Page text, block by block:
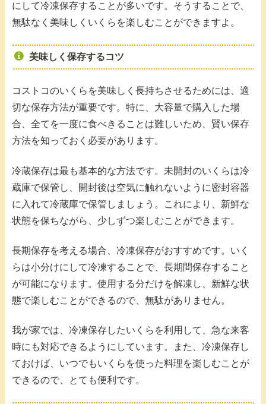
にして冷凍保存することが多いです。そうすることで、
無駄なく美味しくいくらを楽しむことができますよ。
美味しく保存するコツ
コストコのいくらを美味しく長持ちさせるためには、適
切な保存方法が重要です。特に、大容量で購入した場
合、全てを一度に食べきることは難しいため、賢い保存
方法を知っておく必要があります。
冷蔵保存は最も基本的な方法です。未開封のいくらは冷
蔵庫で保管し、開封後は空気に触れないように密封容器
に入れて冷蔵庫で保管しましょう。これにより、新鮮な
状態を保ちながら、少しずつ楽しむことができます。
長期保存を考える場合、冷凍保存がおすすめです。いく
らは小分けにして冷凍することで、長期間保存すること
が可能になります。使用する分だけを解凍し、新鮮な状
態で楽しむことができるので、無駄がありません。
我が家では、冷凍保存したいくらを利用して、急な来客
時にも対応できるようにしています。また、冷凍保存し
ておけば、いつでもいくらを使った料理を楽しむことが
できるので、とても便利です。